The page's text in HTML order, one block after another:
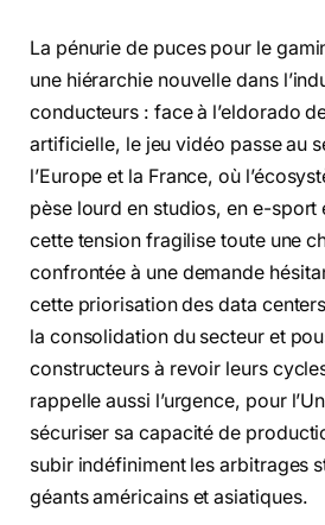
La pénurie de puces pour le
une hiérarchie nouvelle dans
conducteurs : face à l’eldorado
artificielle, le jeu vidéo passe au
l’Europe et la France, où
pèse lourd en studios, en e-sport
cette tension fragilise toute une
confrontée à une demande
cette priorisation des data
la consolidation du secteur et
constructeurs à revoir leurs
rappelle aussi l’urgence, pour
sécuriser sa capacité de
subir indéfiniment les arbitrages
géants américains et asiatiques.